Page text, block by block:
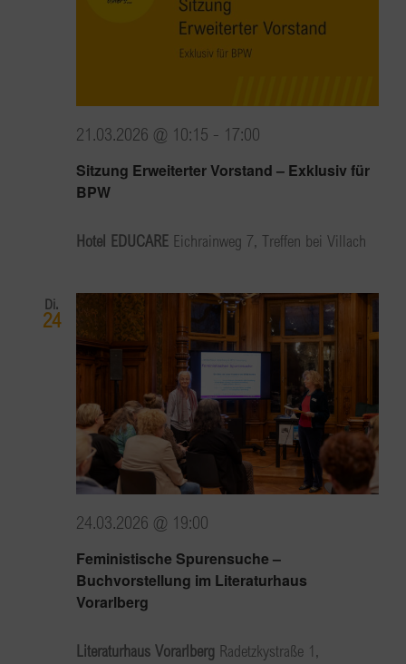
Sitzung Erweiterter Vorstand – Exklusiv für
BPW
21.03.2026 @ 10:15 - 17:00
Hotel EDUCARE Eichrainweg 7, Treffen bei Villach
Di.
24
Feministische Spurensuche –
Buchvorstellung im Literaturhaus
Vorarlberg
24.03.2026 @ 19:00
Literaturhaus Vorarlberg Radetzkystraße 1,